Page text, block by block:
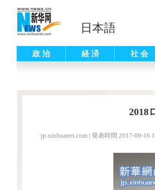
日本語
政 治 経 済 社 会
2018
jp.xinhuanet.com | 発表時間 2017-09-16